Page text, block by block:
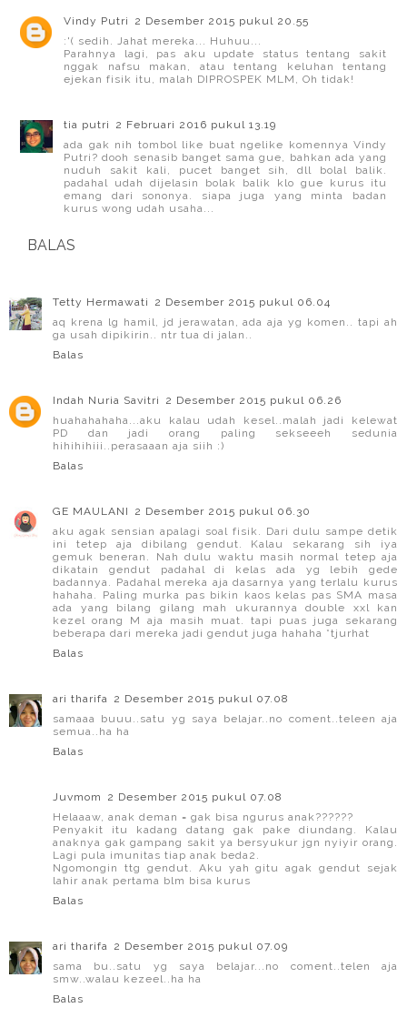
Vindy Putri
2 Desember 2015 pukul 20.55
:'( sedih. Jahat mereka... Huhuu...
Parahnya lagi, pas aku update status tentang sakit
nggak nafsu makan, atau tentang keluhan tentang
ejekan fisik itu, malah DIPROSPEK MLM, Oh tidak!
tia putri
2 Februari 2016 pukul 13.19
ada gak nih tombol like buat ngelike komennya Vindy
Putri? dooh senasib banget sama gue, bahkan ada yang
nuduh sakit kali, pucet banget sih, dll bolal balik.
padahal udah dijelasin bolak balik klo gue kurus itu
emang dari sononya. siapa juga yang minta badan
kurus wong udah usaha...
BALAS
Tetty Hermawati
2 Desember 2015 pukul 06.04
aq krena lg hamil, jd jerawatan, ada aja yg komen.. tapi ah
ga usah dipikirin.. ntr tua di jalan..
Balas
Indah Nuria Savitri
2 Desember 2015 pukul 06.26
huahahahaha...aku kalau udah kesel..malah jadi kelewat
PD dan jadi orang paling sekseeeh sedunia
hihihihiii..perasaaan aja siih :)
Balas
GE MAULANI
2 Desember 2015 pukul 06.30
aku agak sensian apalagi soal fisik. Dari dulu sampe detik
ini tetep aja dibilang gendut. Kalau sekarang sih iya
gemuk beneran. Nah dulu waktu masih normal tetep aja
dikatain gendut padahal di kelas ada yg lebih gede
badannya. Padahal mereka aja dasarnya yang terlalu kurus
hahaha. Paling murka pas bikin kaos kelas pas SMA masa
ada yang bilang gilang mah ukurannya double xxl kan
kezel orang M aja masih muat. tapi puas juga sekarang
beberapa dari mereka jadi gendut juga hahaha *tjurhat
Balas
ari tharifa 2 Desember 2015 pukul 07.08
samaaa buuu..satu yg saya belajar..no coment..teleen aja
semua..ha ha
Balas
Juvmom
2 Desember 2015 pukul 07.08
Helaaaw, anak deman = gak bisa ngurus anak??????
Penyakit itu kadang datang gak pake diundang. Kalau
anaknya gak gampang sakit ya bersyukur jgn nyiyir orang.
Lagi pula imunitas tiap anak beda2.
Ngomongin ttg gendut. Aku yah gitu agak gendut sejak
lahir anak pertama blm bisa kurus
Balas
ari tharifa 2 Desember 2015 pukul 07.09
sama bu..satu yg saya belajar...no coment..telen aja
smw..walau kezeel..ha ha
Balas